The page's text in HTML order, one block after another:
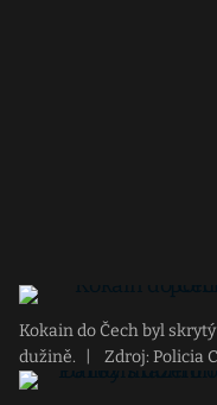
Kokain do Čech byl
dužině.
Zdroj: Policia